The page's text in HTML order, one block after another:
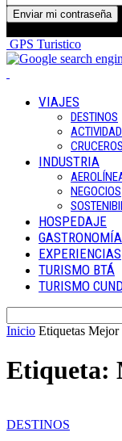
GPS Turistico
VIAJES
DESTINOS
CRUCEROS
INDUSTRIA
NEGOCIOS
HOSPEDAJE
GASTRONOMÍA
EXPERIENCIAS
TURISMO BTÁ
TURISMO
Inicio Etiquetas Mejor
Etiqueta:
DESTINOS